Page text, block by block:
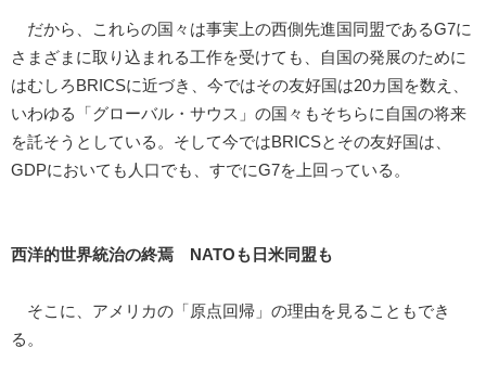
だから、これらの国々は事実上の西側先進国同盟であるG7に
さまざまに取り込まれる工作を受けても、自国の発展のために
はむしろBRICSに近づき、今ではその友好国は20カ国を数え、
いわゆる「グローバル・サウス」の国々もそちらに自国の将来
を託そうとしている。そして今ではBRICSとその友好国は、
GDPにおいても人口でも、すでにG7を上回っている。
西洋的世界統治の終焉 NATOも日米同盟も
そこに、アメリカの「原点回帰」の理由を見ることもでき
る。